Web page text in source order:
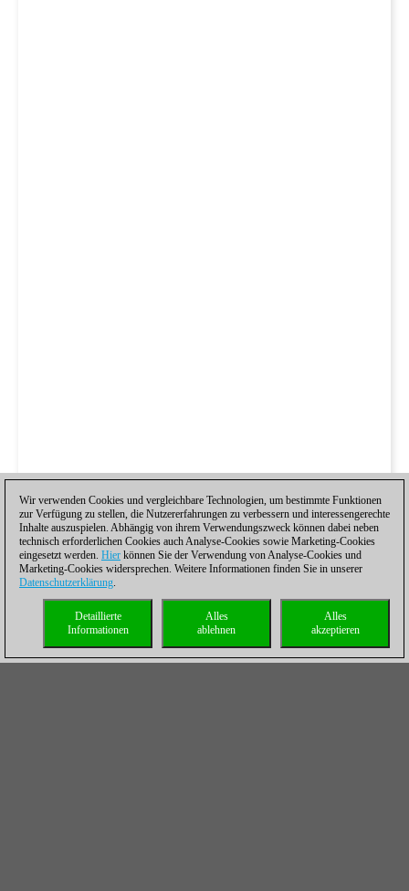
Wir verwenden Cookies und vergleichbare Technologien, um bestimmte Funktionen
zur Verfügung zu stellen, die Nutzererfahrungen zu verbessern und interessengerechte
Inhalte auszuspielen. Abhängig von ihrem Verwendungszweck können dabei neben
technisch erforderlichen Cookies auch Analyse-Cookies sowie Marketing-Cookies
eingesetzt werden. Hier können Sie der Verwendung von Analyse-Cookies und
Marketing-Cookies widersprechen. Weitere Informationen finden Sie in unserer
Datenschutzerklärung.
Alles
akzeptieren
Alles
ablehnen
Detaillierte
Informationen